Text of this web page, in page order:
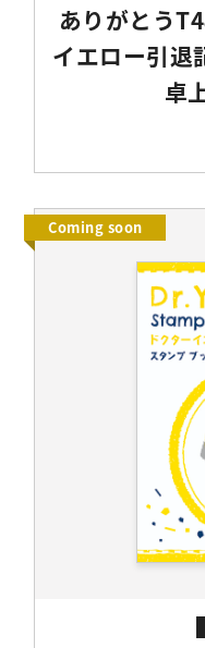
ありがとう
イエロー引
卓
Coming soon